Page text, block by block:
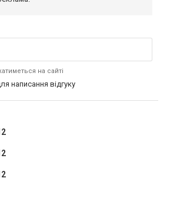
на сайті
написання відгуку